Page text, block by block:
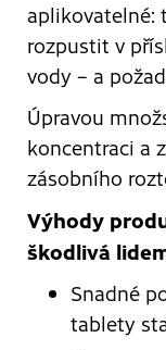
aplikovatelné:
rozpustit v
vody – a
Úpravou
koncentraci a
zásobního
Výhody
škodlivá
Snadné
tablety